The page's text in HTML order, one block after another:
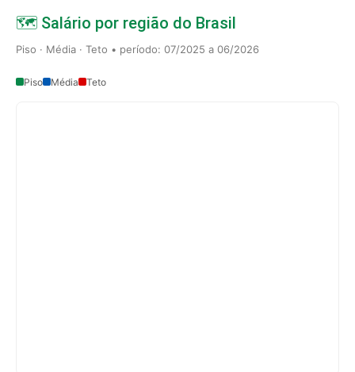
🗺️ Salário por região do Brasil
Piso · Média · Teto • período: 07/2025 a 06/2026
Piso Média Teto